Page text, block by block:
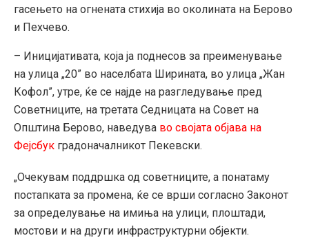
гасењето на огнената стихија во околината на Берово
и Пехчево.
– Иницијативата, која ја поднесов за преименување
на улица „20” во населбата Ширината, во улица „Жан
Кофол”, утре, ќе се најде на разгледување пред
Советниците, на третата Седницата на Совет на
Општина Берово, наведува во својата објава на
Фејсбук градоначалникот Пекевски.
„Очекувам поддршка од советниците, а понатаму
постапката за промена, ќе се врши согласно Законот
за определување на имиња на улици, плоштади,
мостови и на други инфраструктурни објекти.